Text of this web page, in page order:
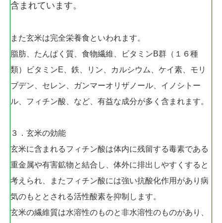
含まれています。
また玄米は完全栄養食といわれます。
脂肪、たんぱく質、食物繊維、ビタミンB群（１６種
類）ビタミンE、鉄、リン、カルシウム、ケイ素、モリ
ブデン、セレン、ガンマーオリザノール、イノシトー
ル、フィチン酸、など、有益な成分が多く含まれます。
３．玄米の効能
玄米に含まれるフィチン酸は体内に残留する毒素である
重金属や有害鉱物と結合し、体外に排出しやすくすると
考えられ、またフィチン酸には強い抗酸化作用があり病
気のもととされる活性酸素を抑制します。
玄米の繊維質は水溶性のものと非水溶性のものがあり、